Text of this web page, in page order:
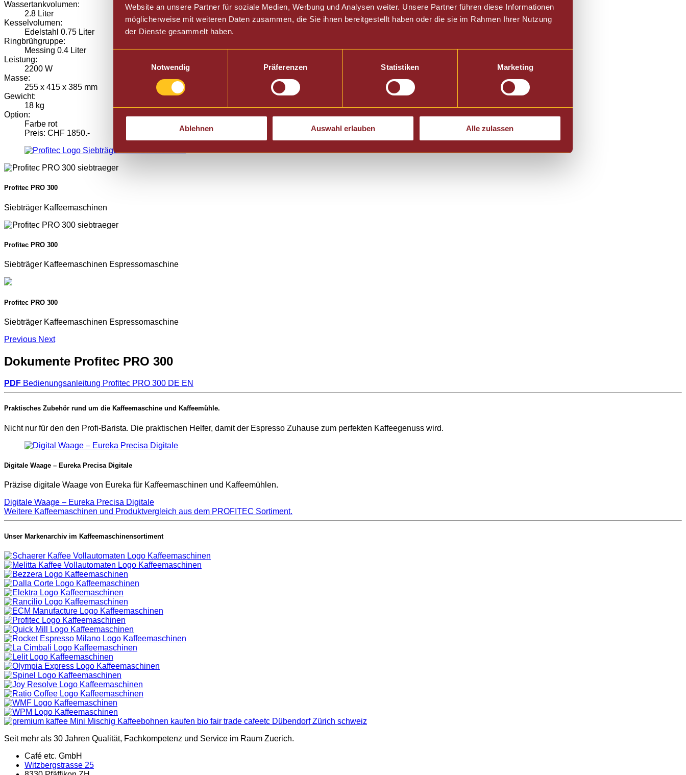
Website an unsere Partner für soziale Medien, Werbung und Analysen weiter. Unsere Partner führen diese Informationen
möglicherweise mit weiteren Daten zusammen, die Sie ihnen bereitgestellt haben oder die sie im Rahmen Ihrer Nutzung
der Dienste gesammelt haben.
Notwendig
Präferenzen Statistiken Marketing
Ablehnen Auswahl erlauben Alle zulassen
​Wassertankvolumen:
2.8 Liter
​Kesselvolumen:
Edelstahl 0.75 Liter
​Ringbrühgruppe:
Messing 0.4 Liter
​Leistung:
2200 W
Masse:
255 x 415 x 385 mm
​Gewicht:
18 kg
​Option:
Farbe rot
Preis: CHF 1850.-
Profitec PRO 300
Siebträger Kaffeemaschinen
Profitec PRO 300
Siebträger Kaffeemaschinen Espressomaschine
Profitec PRO 300
Siebträger Kaffeemaschinen Espressomaschine
Previous Next
Dokumente Profitec PRO 300
PDF Bedienungsanleitung Profitec PRO 300 DE EN
Praktisches Zubehör rund um die Kaffeemaschine und Kaffeemühle.
Nicht nur für den den Profi-Barista. Die praktischen Helfer, damit der Espresso Zuhause zum perfekten Kaffeegenuss wird.
Digitale Waage – Eureka Precisa Digitale
Präzise digitale Waage von Eureka für Kaffeemaschinen und Kaffeemühlen.
Digitale Waage – Eureka Precisa Digitale
Weitere Kaffeemaschinen und Produktvergleich aus dem PROFITEC Sortiment.
Unser Markenarchiv im Kaffeemaschinensortiment
Seit mehr als 30 Jahren Qualität, Fachkompetenz und Service im Raum Zuerich.
Café etc. GmbH
Witzbergstrasse 25